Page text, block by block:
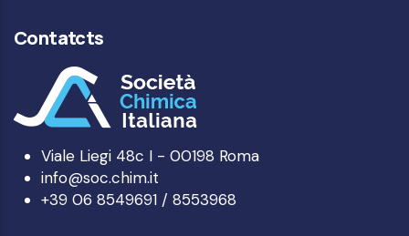
Contatcts
Viale Liegi 48c I - 00198 Roma
info@soc.chim.it
+39 06 8549691 / 8553968